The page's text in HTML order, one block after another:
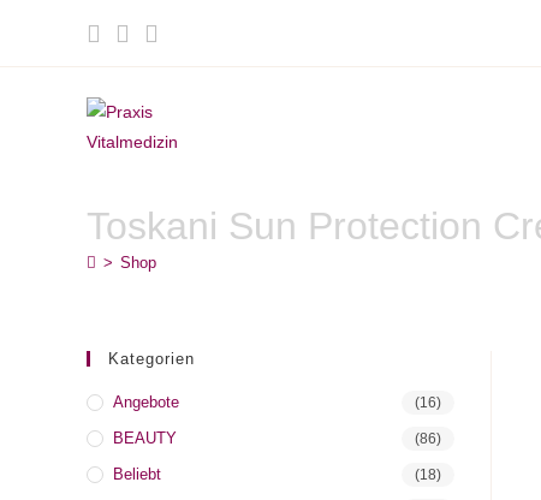
Toskani Sun Protection
> Shop
Kategorien
Angebote (16)
BEAUTY (86)
Beliebt (18)